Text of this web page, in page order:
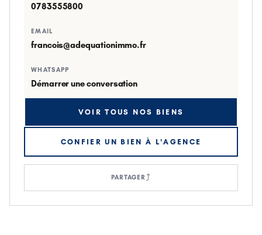
0783555800
EMAIL
francois@adequationimmo.fr
WHATSAPP
Démarrer une conversation
VOIR TOUS NOS BIENS
CONFIER UN BIEN À L'AGENCE
PARTAGER⤴